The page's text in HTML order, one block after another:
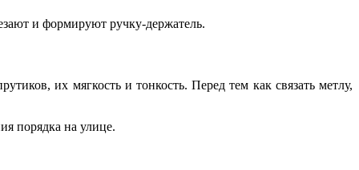
и формируют ручку-держатель.
их мягкость и тонкость. Перед тем как связать метлу,
порядка на улице.